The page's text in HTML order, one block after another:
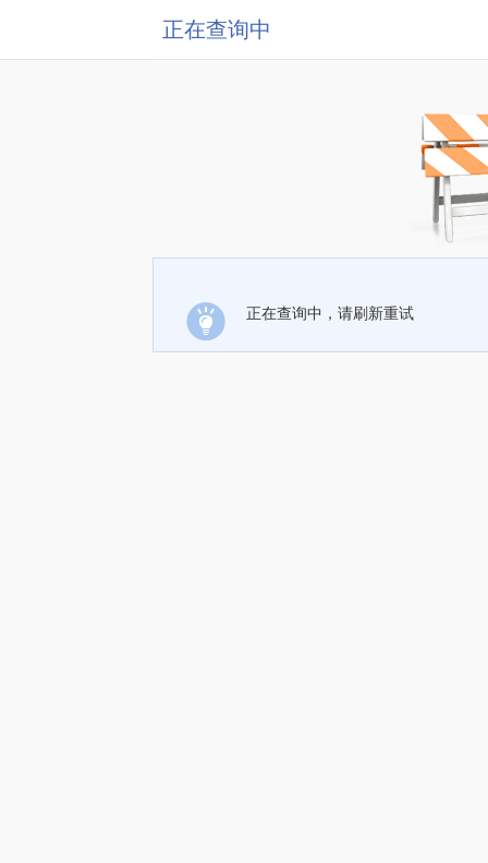
正在查询中
正在查询中，请刷新重试